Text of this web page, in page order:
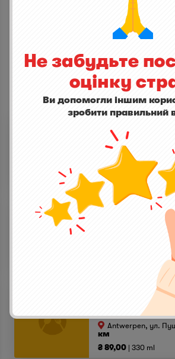
ІНШІ СТРАВИ
Hoegaarden
1,0
Antwerpen, ул.
км
₴ 79,00
330 ml
Triple D’Anvers
Antwerpen, ул.
Blanche de
Antwerpen, ул.
км
₴ 89,00
330 ml
Не забудьте
оцінку
Ви допомогли іншим
зробити правильний